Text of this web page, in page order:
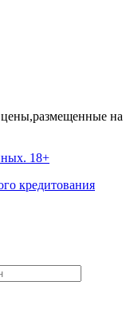
на
18+
кредитования